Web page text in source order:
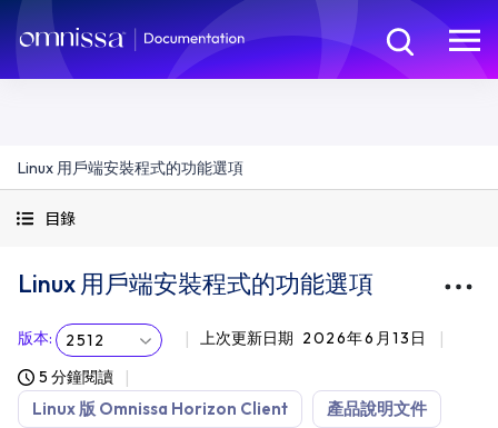
Linux 用戶端安裝程式的功能選項
目錄
Linux 用戶端安裝程式的功能選項
版本: 2512 上次更新日期 2026年6月13日
5 分鐘閱讀
Linux 版 Omnissa Horizon Client 產品說明文件